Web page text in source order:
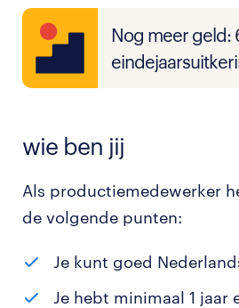
Nog meer geld:
wie ben jij
Als productiemedewerker
de volgende punten:
Je kunt goed
Je hebt minimaal 1 jaar